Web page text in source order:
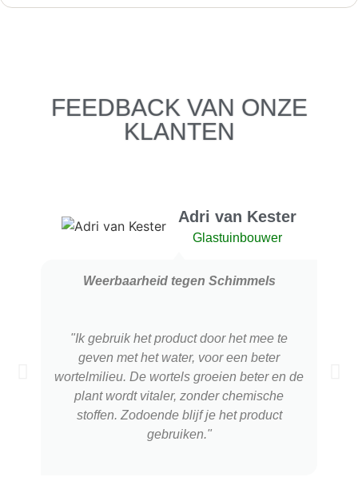
FEEDBACK VAN ONZE
KLANTEN
Weerbaarheid tegen Schimmels
"Ik gebruik het product door het mee te
geven met het water, voor een beter
wortelmilieu. De wortels groeien beter en de
plant wordt vitaler, zonder chemische
stoffen. Zodoende blijf je het product
gebruiken."
Adri van Kester
Glastuinbouwer